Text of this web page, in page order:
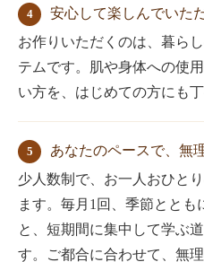
4
安心して楽しんでいた
お作りいただくのは、暮ら
テムです。肌や身体への使
い方を、はじめての方にも
5
あなたのペースで、無
少人数制で、お一人おひと
ます。毎月1回、季節とと
と、短期間に集中して学ぶ
す。ご都合に合わせて、無